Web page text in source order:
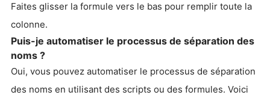
Faites glisser la formule vers le bas pour remplir toute la
colonne.
Puis-je automatiser le processus de séparation des
noms ?
Oui, vous pouvez automatiser le processus de séparation
des noms en utilisant des scripts ou des formules. Voici